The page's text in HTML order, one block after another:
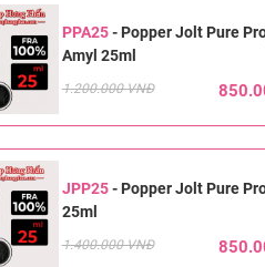
PPA25- Popper Jolt Pure
Amyl 25ml
1.200.000 VNĐ
JPP25- Popper Jolt Pure
25ml
1.400.000 VNĐ